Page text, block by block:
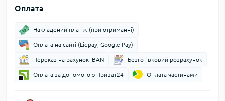
Оплата
Накладений платіж (при отриманні)
Оплата на сайті (Liqpay, Google Pay)
Переказ на рахунок IBAN Безготівковий розрахунок
Оплата за допомогою Приват24 Оплата частинами